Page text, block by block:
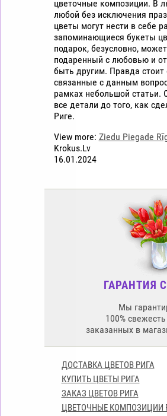
цветочные композиции. В
любой без исключения
цветы могут нести в себе
запоминающиеся букеты
подарок, безусловно,
подаренный с любовью и
быть другим. Правда
связанные с данным
рамках небольшой статьи.
все детали до того, как
Риге.
View more: Ziedu Piegade
Krokus.Lv
16.01.2024
ГАРАНТИЯ
Мы
100%
заказанных в
ДОСТАВКА ЦВЕТОВ РИГА
КУПИТЬ ЦВЕТЫ РИГА
ЗАКАЗ ЦВЕТОВ РИГА
ЦВЕТОЧНЫЕ КОМПОЗИЦИИ